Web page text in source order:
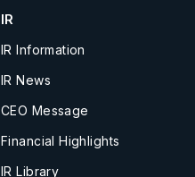
IR
IR Information
IR News
CEO Message
Financial Highlights
IR Library